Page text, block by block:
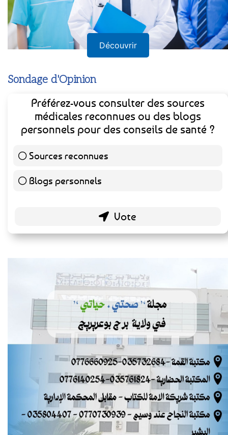
Découvrir
Sondage d'Opinion
Préférez-vous consulter des sources
médicales reconnues ou des blogs
personnels pour des conseils de santé ?
Sources reconnues
Blogs personnels